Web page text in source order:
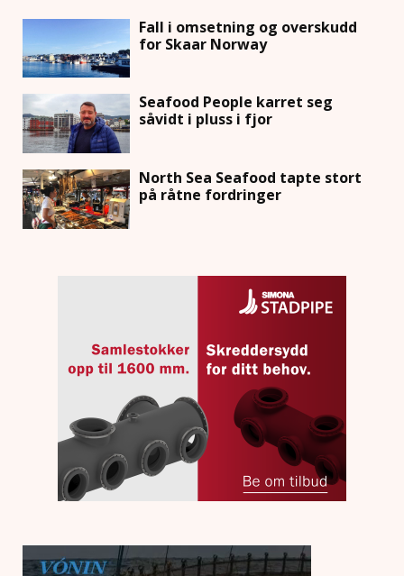
Fall i omsetning og overskudd
for Skaar Norway
Seafood People karret seg
såvidt i pluss i fjor
North Sea Seafood tapte stort
på råtne fordringer